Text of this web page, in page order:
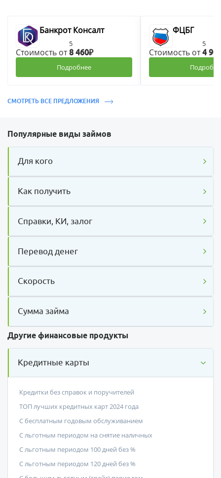
Банкрот Консалт
5
Стоимость от8 460₽
Подробнее
ФЦБГ
5
Стоимость от4
СМОТРЕТЬ ВСЕ ПРЕДЛОЖЕНИЯ
Популярные виды займов
Для кого
Как получить
Справки, КИ, залог
Перевод денег
Скорость
Сумма займа
Другие финансовые продукты
Кредитные карты
Кредитки без справок и поручителей
ТОП лучших кредитных карт 2024 года
С бесплатным годовым обслуживанием
С льготным периодом на снятие наличных
С льготным периодом 100 дней без %
С льготным периодом 120 дней без %